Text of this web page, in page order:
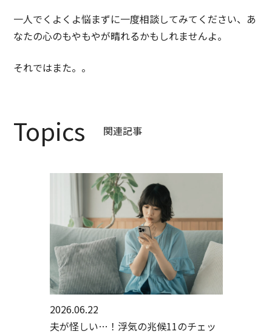
一人でくよくよ悩まずに一度相談してみてください、あ
なたの心のもやもやが晴れるかもしれませんよ。
それではまた。。
Topics 関連記事
2026.06.22
夫が怪しい…！浮気の兆候11のチェッ